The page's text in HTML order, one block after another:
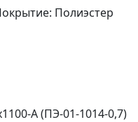
Полиэстер
A (ПЭ-01-1014-0,7)